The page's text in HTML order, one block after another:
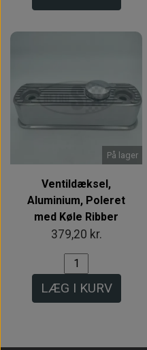
På lager
Ventildæksel,
Aluminium, Poleret
med Køle Ribber
379,20 kr.
LÆG I KURV